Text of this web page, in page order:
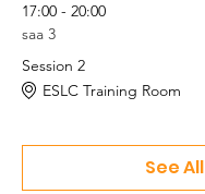
17:00 - 20:00
saa 3
Session 2
ESLC Training Room
See All